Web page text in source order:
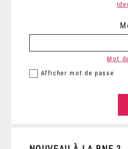
Afficher mot de passe
Mot